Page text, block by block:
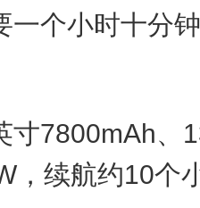
一个小时十分
7800mAh、
续航约10个